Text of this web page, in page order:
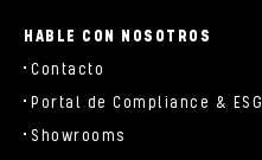
HABLE CON NOSOTROS
Contacto
Portal de Compliance & ESG
Showrooms